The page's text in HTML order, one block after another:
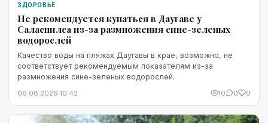
ЗДОРОВЬЕ
Не рекомендуется купаться в Даугаве у
Саласпилса из-за размножения сине-зеленых
водорослей
Качество воды на пляжах Даугавы в крае, возможно, не
соответствует рекомендуемым показателям из-за
размножения сине-зеленых водорослей.
06.08.2026 10:42 10 0 0